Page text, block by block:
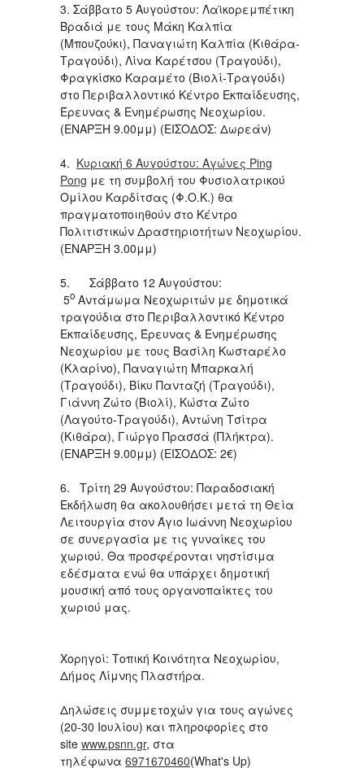
3. Σάββατο 5 Αυγούστου: Λαϊκορεμπέτικη
Βραδιά με τους Μάκη Καλπία
(Μπουζούκι), Παναγιώτη Καλπία (Κιθάρα-
Τραγούδι), Λίνα Καρέτσου (Τραγούδι),
Φραγκίσκο Καραμέτο (Βιολί-Τραγούδι)
στο Περιβαλλοντικό Κέντρο Εκπαίδευσης,
Έρευνας & Ενημέρωσης Νεοχωρίου.
(ΕΝΑΡΞΗ 9.00μμ) (ΕΙΣΟΔΟΣ: Δωρεάν)
4. Κυριακή 6 Αυγούστου: Αγώνες Ping
Pong με τη συμβολή του Φυσιολατρικού
Ομίλου Καρδίτσας (Φ.Ο.Κ.) θα
πραγματοποιηθούν στο Κέντρο
Πολιτιστικών Δραστηριοτήτων Νεοχωρίου.
(ΕΝΑΡΞΗ 3.00μμ)
5. Σάββατο 12 Αυγούστου:
5ο Αντάμωμα Νεοχωριτών με δημοτικά
τραγούδια στο Περιβαλλοντικό Κέντρο
Εκπαίδευσης, Έρευνας & Ενημέρωσης
Νεοχωρίου με τους Βασίλη Κωσταρέλο
(Κλαρίνο), Παναγιώτη Μπαρκαλή
(Τραγούδι), Βίκυ Πανταζή (Τραγούδι),
Γιάννη Ζώτο (Βιολί), Κώστα Ζώτο
(Λαγούτο-Τραγούδι), Αντώνη Τσίτρα
(Κιθάρα), Γιώργο Πρασσά (Πλήκτρα).
(ΕΝΑΡΞΗ 9.00μμ) (ΕΙΣΟΔΟΣ: 2€)
6. Τρίτη 29 Αυγούστου: Παραδοσιακή
Εκδήλωση θα ακολουθήσει μετά τη Θεία
Λειτουργία στον Άγιο Ιωάννη Νεοχωρίου
σε συνεργασία με τις γυναίκες του
χωριού. Θα προσφέρονται νηστίσιμα
εδέσματα ενώ θα υπάρχει δημοτική
μουσική από τους οργανοπαίκτες του
χωριού μας.
Χορηγοί: Τοπική Κοινότητα Νεοχωρίου,
Δήμος Λίμνης Πλαστήρα.
Δηλώσεις συμμετοχών για τους αγώνες
(20-30 Ιουλίου) και πληροφορίες στο
site www.psnn.gr, στα
τηλέφωνα 6971670460(What's Up)